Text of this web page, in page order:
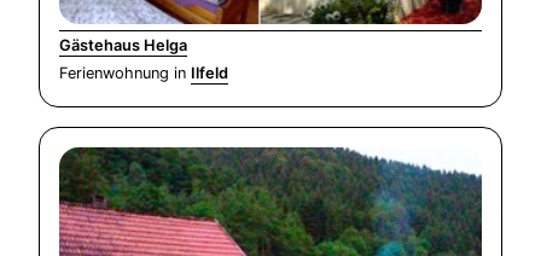
Gästehaus Helga
Ferienwohnung in Ilfeld